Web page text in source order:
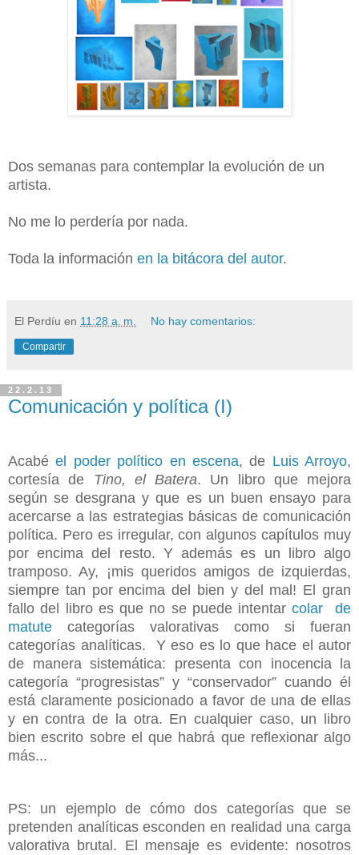
Dos semanas para contemplar la evolución de un
artista.
No me lo perdería por nada.
Toda la información en la bitácora del autor.
El Perdíu en 11:28 a. m. No hay comentarios:
Compartir
22.2.13
Comunicación y política (I)
Acabéel poder político en escena, de Luis Arroyo,
cortesía de Tino, el Batera. Un libro que mejora
según se desgrana y que es un buen ensayo para
acercarse a las estrategias básicas de comunicación
política. Pero es irregular, con algunos capítulos muy
por encima del resto. Y además es un libro algo
tramposo. Ay, ¡mis queridos amigos de izquierdas,
siempre tan por encima del bien y del mal! El gran
fallo del libro es que no se puede intentarcolar de
matute categorías valorativas como si fueran
categorías analíticas. Y eso es lo que hace el autor
de manera sistemática: presenta con inocencia la
categoría “progresistas” y “conservador” cuando él
está claramente posicionado a favor de una de ellas
y en contra de la otra. En cualquier caso, un libro
bien escrito sobre el que habrá que reflexionar algo
más...
PS: un ejemplo de cómo dos categorías que se
pretenden analíticas esconden en realidad una carga
valorativa brutal. El mensaje es evidente: nosotros